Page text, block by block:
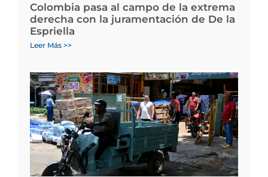
Colombia pasa al campo de la extrema
derecha con la juramentación de De la
Espriella
Leer Más >>